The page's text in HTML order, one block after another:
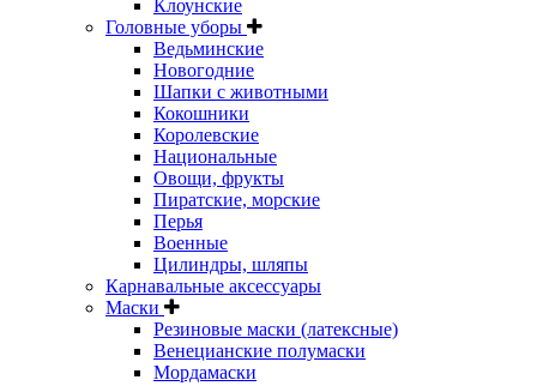
Клоунские
Головные уборы
Ведьминские
Новогодние
Шапки с животными
Кокошники
Королевские
Национальные
Овощи, фрукты
Пиратские, морские
Перья
Военные
Цилиндры, шляпы
Карнавальные аксессуары
Маски
Резиновые маски (латексные)
Венецианские полумаски
Мордамаски